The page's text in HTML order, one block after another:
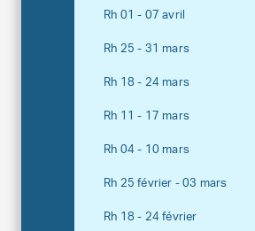
Rh 01 - 07 avril
Rh 25 - 31 mars
Rh 18 - 24 mars
Rh 11 - 17 mars
Rh 04 - 10 mars
Rh 25 février - 03 mars
Rh 18 - 24 février